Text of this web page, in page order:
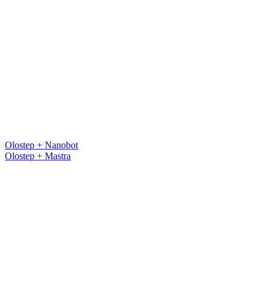
Olostep + Nanobot
Olostep + Mastra